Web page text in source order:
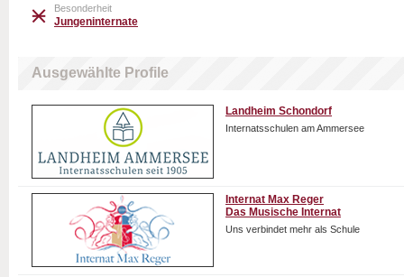
Besonderheit
Jungeninternate
Ausgewählte Profile
Landheim Schondorf
Internatsschulen am Ammersee
Internat Max Reger
Das Musische Internat
Uns verbindet mehr als Schule